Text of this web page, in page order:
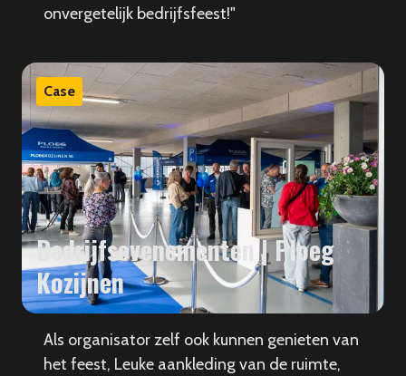
onvergetelijk bedrijfsfeest!"
Case
Bedrijfsevenementen | Ploeg
Kozijnen
Als organisator zelf ook kunnen genieten van
het feest, Leuke aankleding van de ruimte,